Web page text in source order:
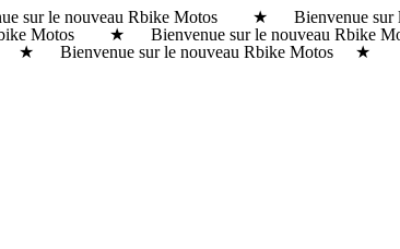
sur le nouveau Rbike Motos ★ Bienvenue
Rbike Motos ★ Bienvenue sur le nouveau
Bienvenue sur le nouveau Rbike Motos ★